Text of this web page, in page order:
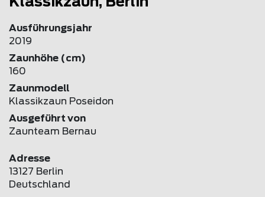
Ausführungsjahr
2019
Zaunhöhe (cm)
160
Zaunmodell
Klassikzaun Poseidon
Ausgeführt von
Zaunteam Bernau
Adresse
13127 Berlin
Deutschland